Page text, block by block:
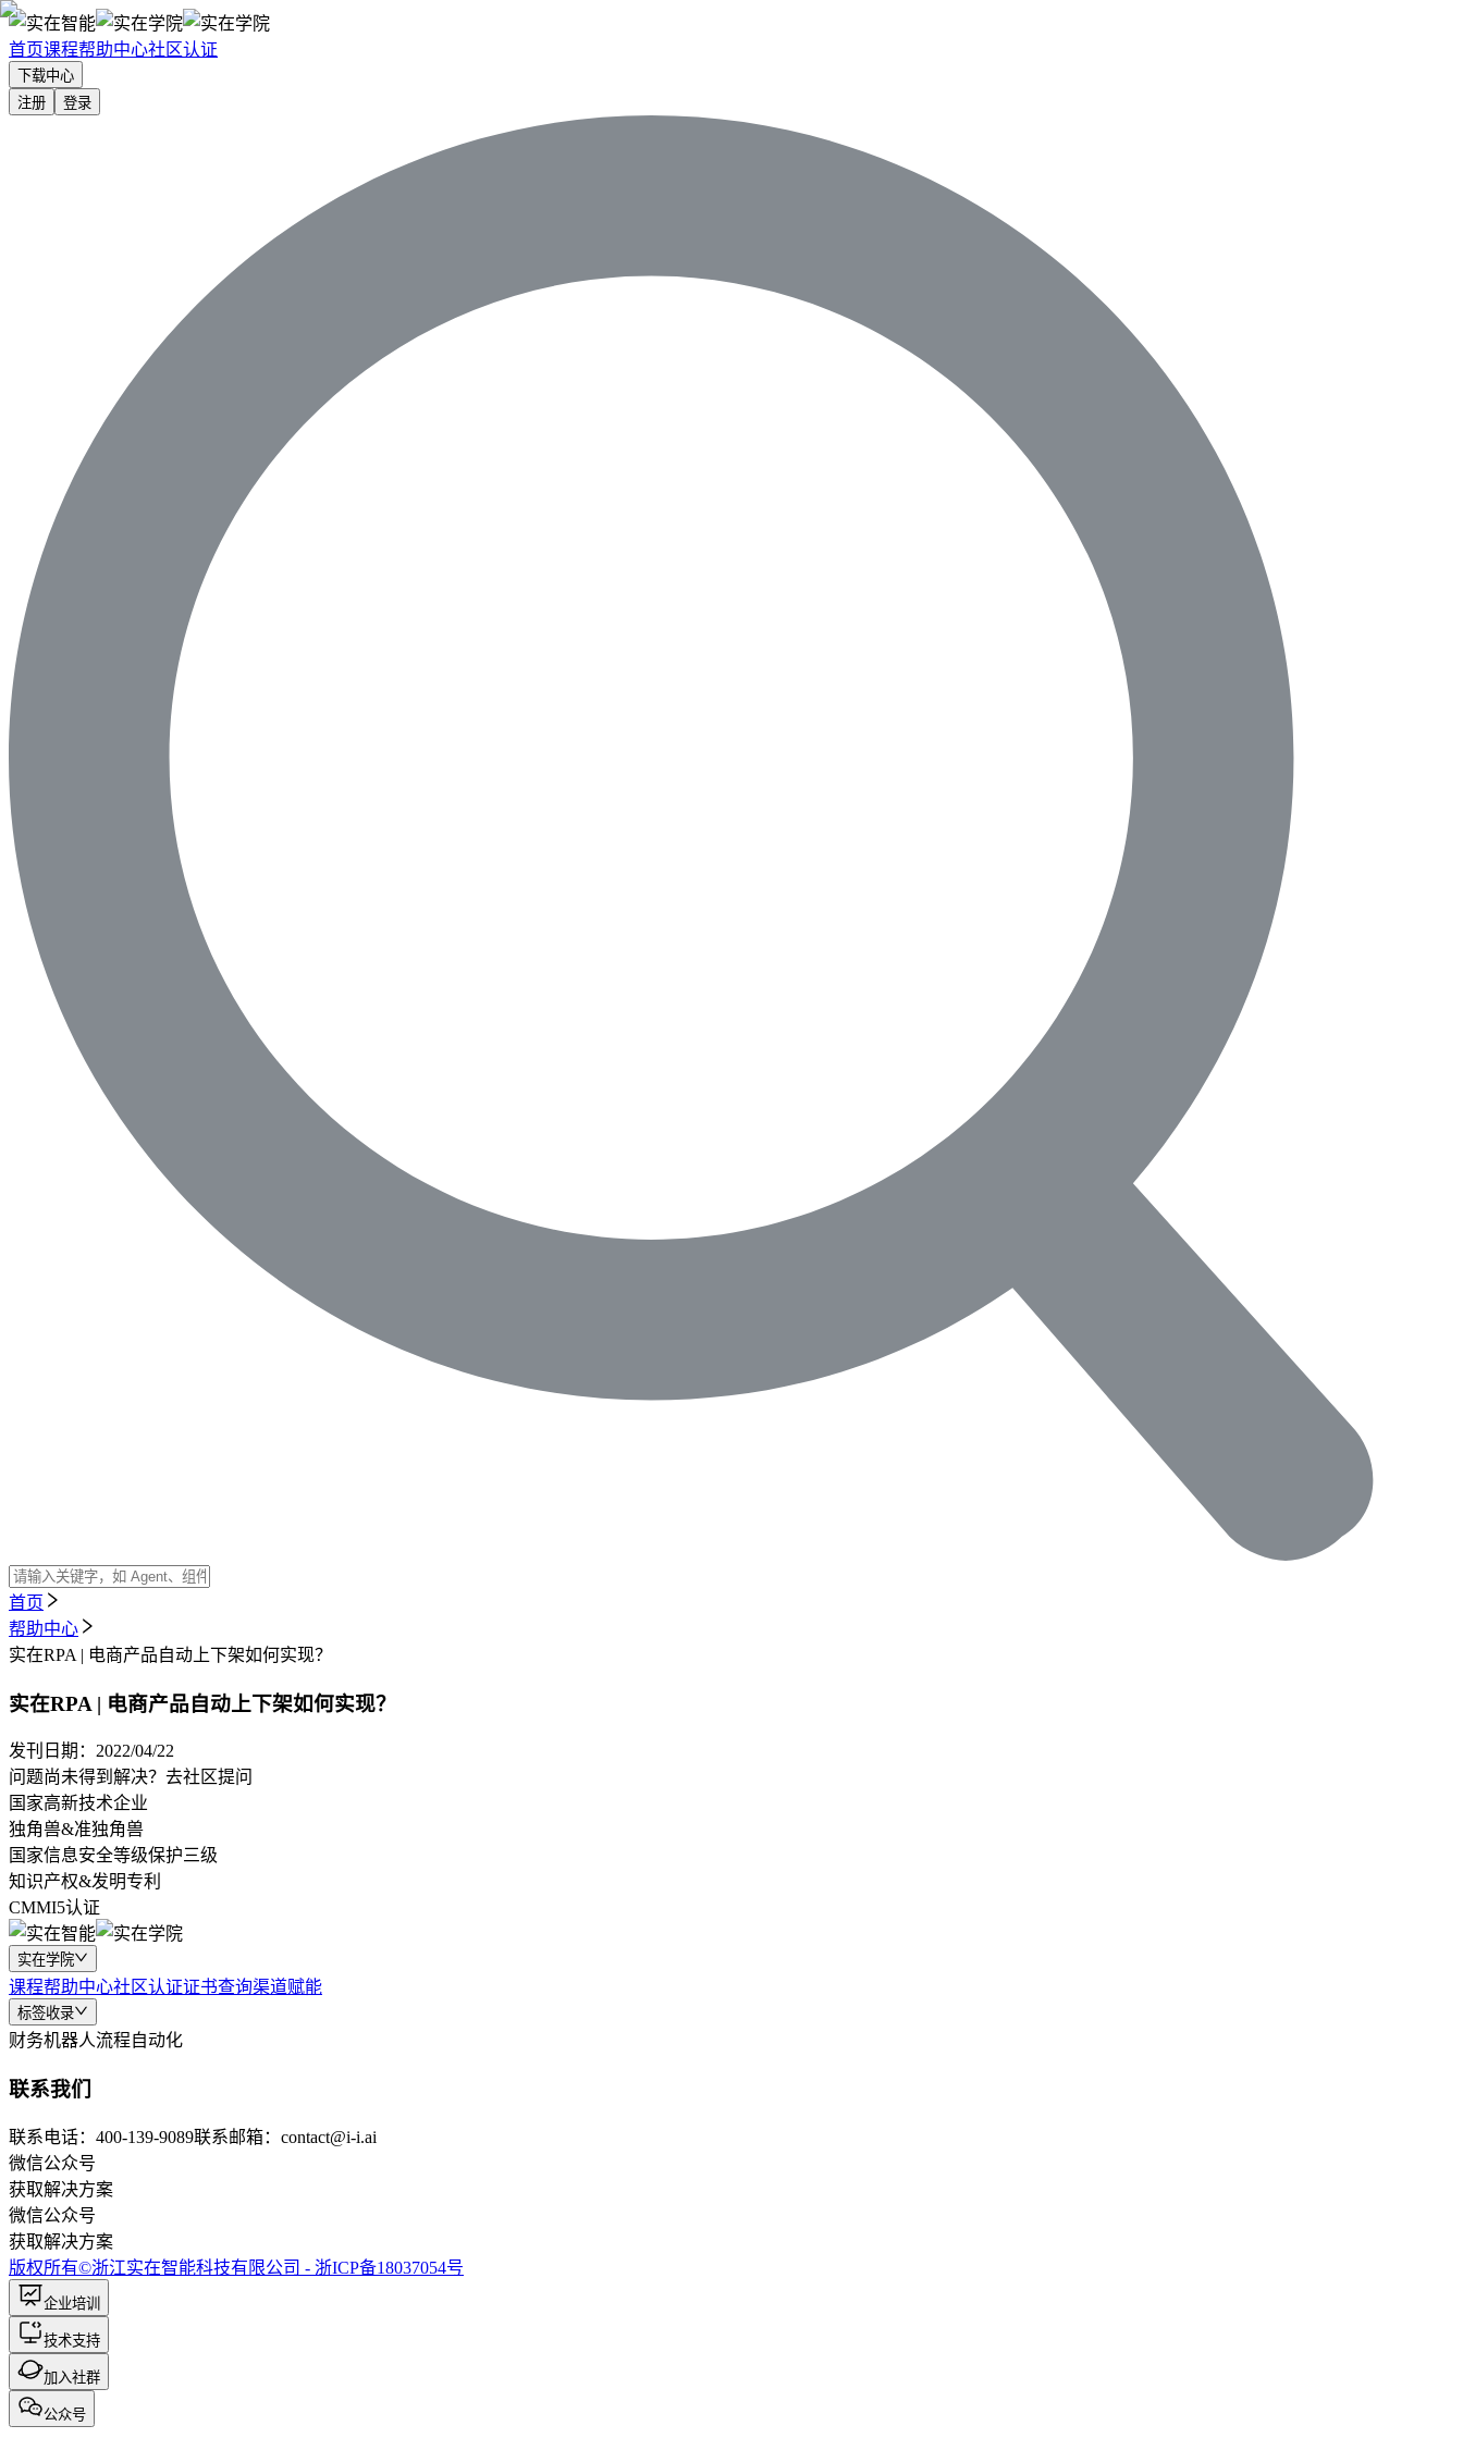
首页课程帮助中心社区认证
下载中心
注册
登录
首页
帮助中心
实在RPA | 电商产品自动上下架如何实现？
实在RPA | 电商产品自动上下架如何实现？
发刊日期： 2022/04/22
问题尚未得到解决？ 去社区提问
国家高新技术企业
独角兽&准独角兽
国家信息安全等级保护三级
知识产权&发明专利
CMMI5认证
实在学院
课程帮助中心社区认证证书查询渠道赋能
标签收录
财务机器人流程自动化
联系我们
联系电话：400-139-9089联系邮箱：contact@i-i.ai
微信公众号
获取解决方案
微信公众号
获取解决方案
版权所有©浙江实在智能科技有限公司 - 浙ICP备18037054号
企业培训
技术支持
加入社群
公众号